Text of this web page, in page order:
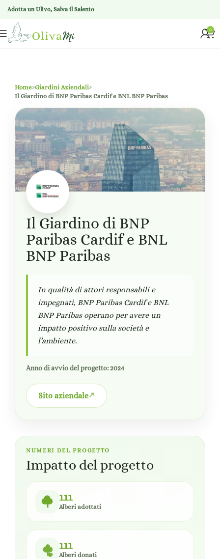
Adotta un Ulivo, Salva il Salento
0
Home›Giardini Aziendali›
Il Giardino di BNP Paribas Cardif e BNL BNP Paribas
Il Giardino di BNP
Paribas Cardif e BNL
BNP Paribas
In qualità di attori responsabili e
impegnati, BNP Paribas Cardif e BNL
BNP Paribas operano per avere un
impatto positivo sulla società e
l’ambiente.
Anno di avvio del progetto: 2024
Sito aziendale
NUMERI DEL PROGETTO
Impatto del progetto
111
Alberi adottati
111
Alberi donati